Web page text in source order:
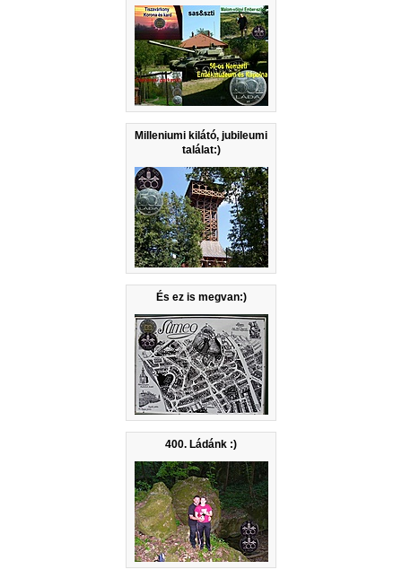
Milleniumi kilátó, jubileumi
találat:)
És ez is megvan:)
400. Ládánk :)